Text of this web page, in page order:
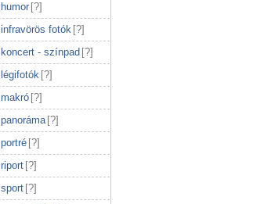
humor [?]
infravörös fotók [?]
koncert - színpad [?]
légifotók [?]
makró [?]
panoráma [?]
portré [?]
riport [?]
sport [?]